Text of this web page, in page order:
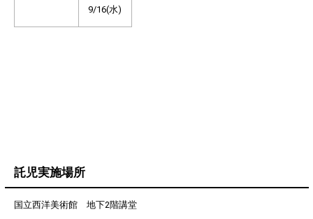
9/16(水)
託児実施場所
国立西洋美術館 地下2階講堂